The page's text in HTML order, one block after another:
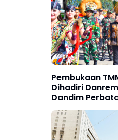
Pembukaan
Dihadiri
Dandim
Magetan,
Pacitan